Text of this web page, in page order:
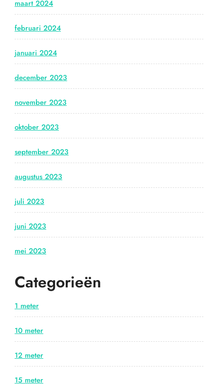
maart 2024
februari 2024
januari 2024
december 2023
november 2023
oktober 2023
september 2023
augustus 2023
juli 2023
juni 2023
mei 2023
Categorieën
1 meter
10 meter
12 meter
15 meter